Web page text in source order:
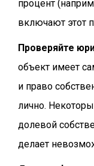
процент
включают этот
Проверяйте
объект имеет
и право
лично.
долевой
делает